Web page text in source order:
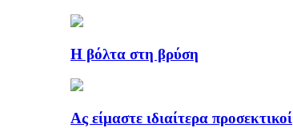
Η βόλτα στη βρύση
Ας είμαστε ιδιαίτερα προσεκτικοί